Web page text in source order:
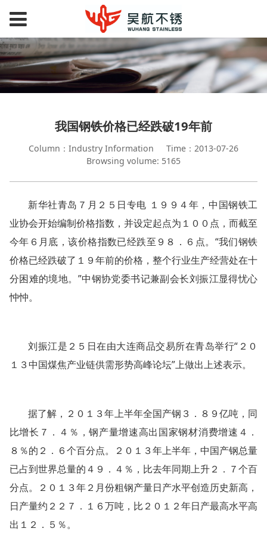
我国钢铁价格已经跌破19年前
Column：Industry Information
Time：2013-07-26
Browsing volume: 5165
新华社青岛７月２５日专电 １９９４年，中国钢铁工
业协会开始编制价格指数，并设定起点为１００点，而截至
今年６月底，该价格指数已经跌至９８．６点。“我们钢铁
价格已经跌破了１９年前的价格，整个行业生产经营处在十
分困难的境地。”中钢协党委书记兼副会长刘振江显得忧心
忡忡。
刘振江是２５日在由大连商品交易所在青岛举行“２０
１３中国煤焦产业链供需形势高峰论坛”上做出上述表示。
据了解，２０１３年上半年全国产钢３．８９亿吨，同
比增长７．４％，钢产量增速高出国家钢材消费增速４．
８％的２．６个百分点。２０１３年上半年，中国产钢总量
已占到世界总量的４９．４％，比去年同期上升２．７个百
分点。２０１３年２月份粗钢产量日产水平创造历史新高，
日产量约２２７．１６万吨，比２０１２年日产最高水平高
出１２．５％。